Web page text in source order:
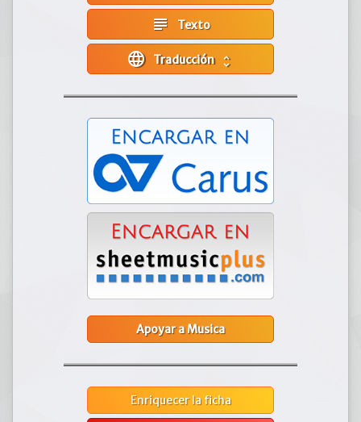
subject Texto
language unfold_more
Apoyar a Musica
Enriquecer la ficha